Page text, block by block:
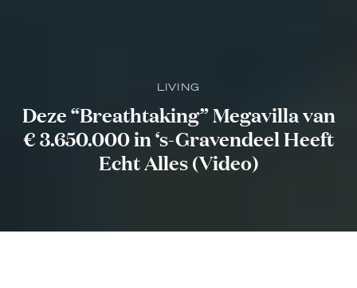
LIVING
Deze “Breathtaking” Megavilla van
€ 3.650.000 in ‘s-Gravendeel Heeft
Echt Alles (Video)